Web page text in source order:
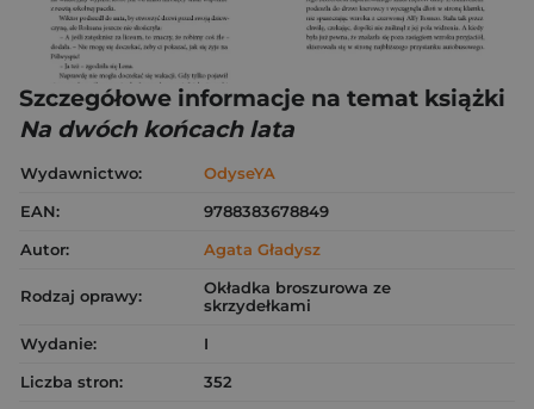
Szczegółowe informacje na temat książki
Na dwóch końcach lata
Wydawnictwo:
OdyseYA
EAN:
9788383678849
Autor:
Agata Gładysz
Rodzaj oprawy:
Okładka broszurowa ze
skrzydełkami
Wydanie:
I
Liczba stron:
352